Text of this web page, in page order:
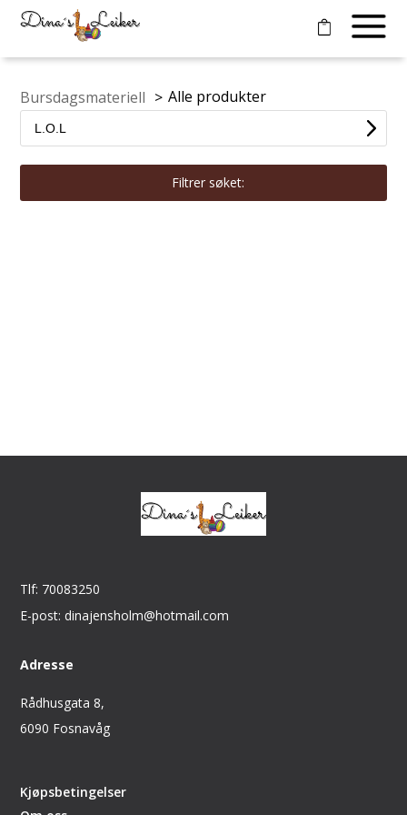
Bursdagsmateriell > Alle produkter
Filtrer søket:
Tlf: 70083250
E-post: dinajensholm@hotmail.com
Adresse
Rådhusgata 8,
6090 Fosnavåg
Kjøpsbetingelser